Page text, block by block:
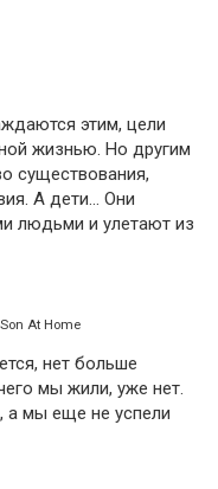
этим, цели
жизнью. Но другим
существования,
А дети… Они
людьми и улетают из
At Home
нет больше
мы жили, уже нет.
а мы еще не успели